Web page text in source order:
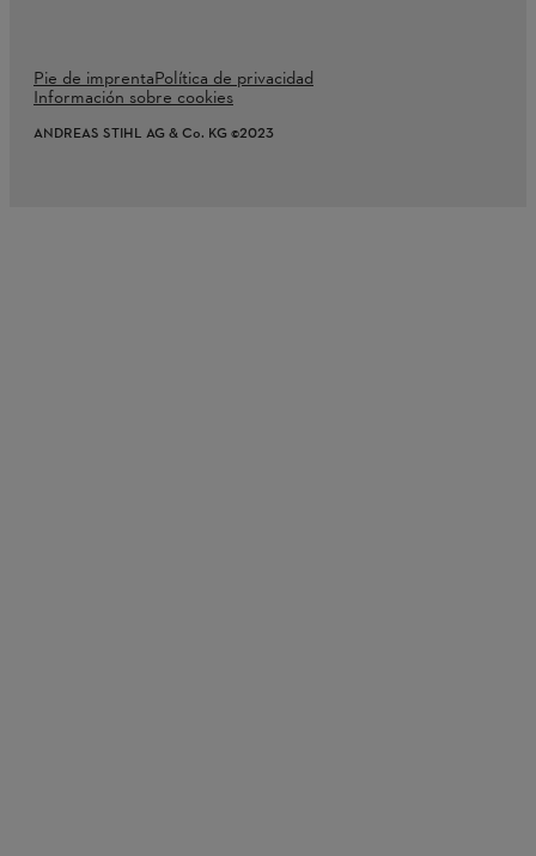
Pie de imprentaPolítica de privacidad
Información sobre cookies
ANDREAS STIHL AG & Co. KG ©2023